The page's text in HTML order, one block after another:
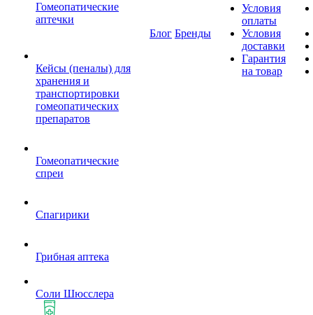
Гомеопатические
аптечки
Кейсы (пеналы) для
хранения и
транспортировки
гомеопатических
препаратов
Гомеопатические
спреи
Спагирики
Грибная аптека
Соли Шюсслера
Блог Бренды
Условия
оплаты
Условия
доставки
Гарантия
на товар